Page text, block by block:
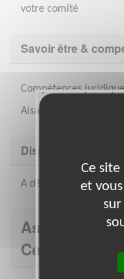
votre comité
Savoir être &
Compétences
Aisance relationnelle
Disponibilité
A déterminer
Association :
Centre Val
Ce
et